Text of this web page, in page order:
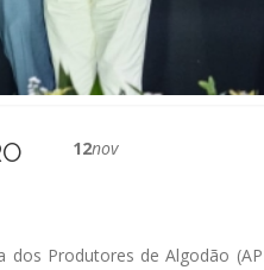
12nov
Produtores de Algodão